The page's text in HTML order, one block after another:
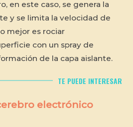
en este caso, se genera la
y se limita la velocidad de
mejor es rociar
con un spray de
de la capa aislante.
TE PUEDE INTERESAR
electrónico